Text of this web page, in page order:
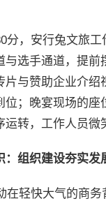
分，安行兔文旅
与选手通道，提
片与赞助企业介
位；晚宴现场的座
转，工作人员微
：组织建设夯实发
在轻快大气的商